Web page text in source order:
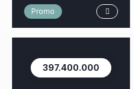
Promo
397.400.000